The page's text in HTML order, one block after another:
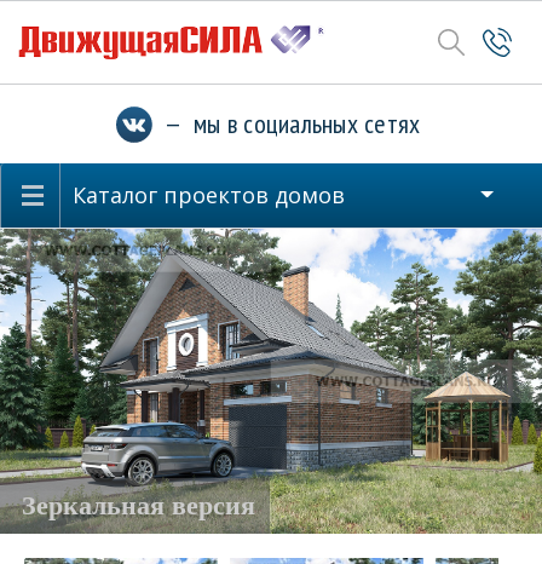
— мы в социальных сетях
Каталог проектов домов
Зеркальная версия